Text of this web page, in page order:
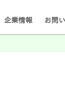
企業情報 お問